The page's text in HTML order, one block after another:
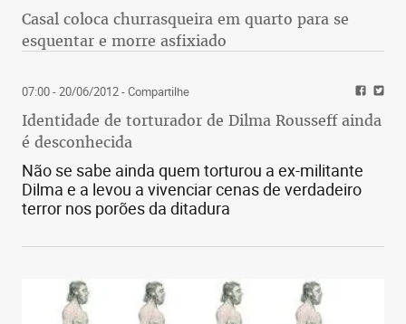
Casal coloca churrasqueira em quarto para se
esquentar e morre asfixiado
07:00 - 20/06/2012- Compartilhe
Identidade de torturador de Dilma Rousseff ainda
é desconhecida
Não se sabe ainda quem torturou a ex-militante
Dilma e a levou a vivenciar cenas de verdadeiro
terror nos porões da ditadura